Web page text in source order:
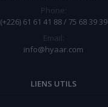
Phone:
(+226) 61 61 41 88 / 75 68 39 39
Email:
info@hyaar.com
LIENS UTILS